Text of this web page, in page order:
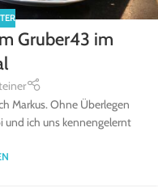
Gruber43 im
Markus. Ohne Überlegen
und ich uns kennengelernt